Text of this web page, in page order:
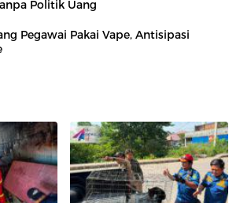
Politik Uang
Pegawai Pakai Vape, Antisipasi